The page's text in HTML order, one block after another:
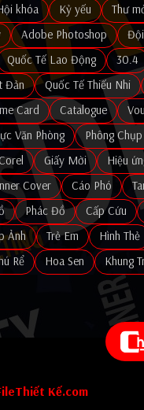
khóa Kỷ yếu Thư
Adobe Photoshop
Quốc Tế Lao Động 30.4
Đản Quốc Tế Thiếu Nhi
Card Catalogue
Văn Phòng Phông
Giấy Mời Hiệu
Cover Cáo Phó
Phác Đồ Cấp Cứu
Ảnh Trẻ Em Hình Thẻ
Rể Hoa Sen Khung
Kế.com